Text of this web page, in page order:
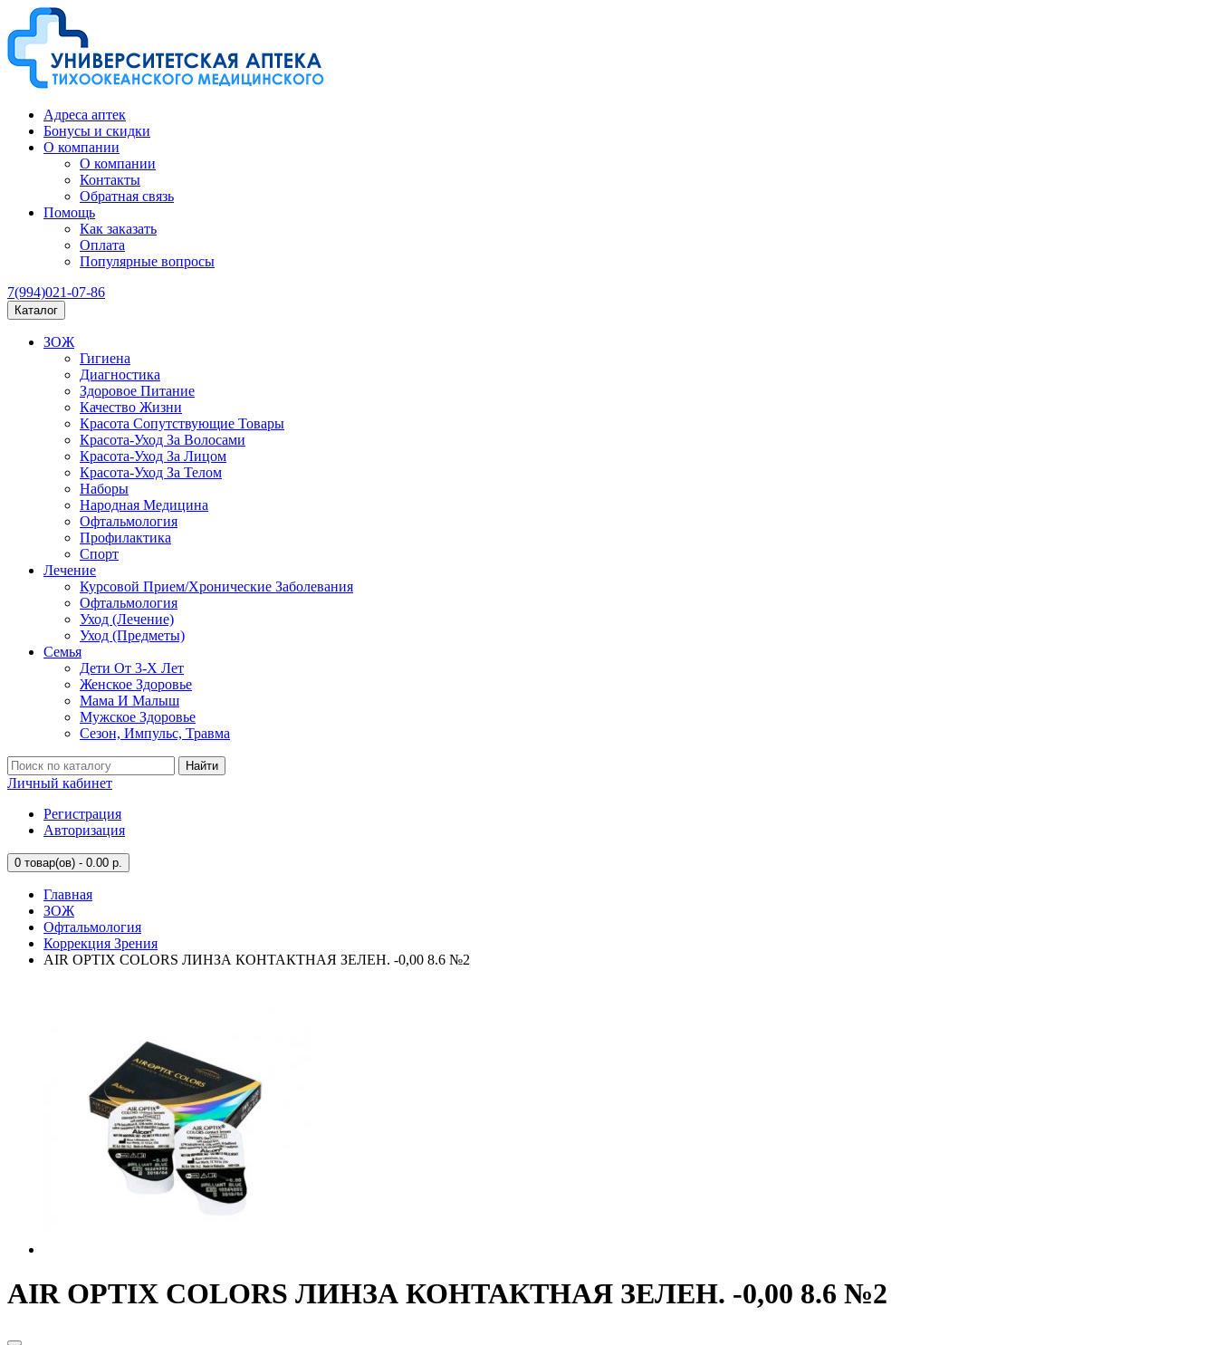
Адреса аптек
Бонусы и скидки
О компании
О компании
Контакты
Обратная связь
Помощь
Как заказать
Оплата
Популярные вопросы
7(994)021-07-86
Каталог
ЗОЖ
Гигиена
Диагностика
Здоровое Питание
Качество Жизни
Красота Сопутствующие Товары
Красота-Уход За Волосами
Красота-Уход За Лицом
Красота-Уход За Телом
Наборы
Народная Медицина
Офтальмология
Профилактика
Спорт
Лечение
Курсовой Прием/Хронические Заболевания
Офтальмология
Уход (Лечение)
Уход (Предметы)
Семья
Дети От 3-Х Лет
Женское Здоровье
Мама И Малыш
Мужское Здоровье
Сезон, Импульс, Травма
Найти
Личный кабинет
Регистрация
Авторизация
0 товар(ов) - 0.00 р.
Главная
ЗОЖ
Офтальмология
Коррекция Зрения
AIR OPTIX COLORS ЛИНЗА КОНТАКТНАЯ ЗЕЛЕН. -0,00 8.6 №2
AIR OPTIX COLORS ЛИНЗА КОНТАКТНАЯ ЗЕЛЕН. -0,00 8.6 №2